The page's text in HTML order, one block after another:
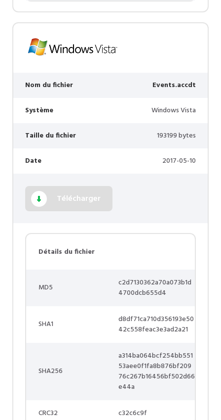
Nom du fichier Events.accdt
Système Windows Vista
Taille du fichier 193199 bytes
Date 2017-05-10
Télécharger
Détails du fichier
MD5
c2d7130362a70a073b1d
4700dcb655d4
SHA1
d8df71ca710d356193e50
42c558feac3e3ad2a21
SHA256
a314ba064bcf254bb551
53aee0f1fa8b876bf209
76c267b16456bf502d66
e44a
CRC32 c32c6c9f